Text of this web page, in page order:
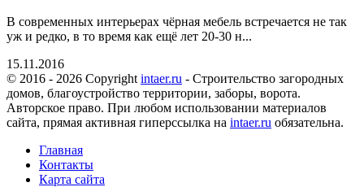
В современных интерьерах чёрная мебель встречается не так
уж и редко, в то время как ещё лет 20-30 н...
15.11.2016
© 2016 - 2026 Copyright intaer.ru - Cтроительство загородных
домов, благоустройство территории, заборы, ворота.
Авторское право. При любом использовании материалов
сайта, прямая активная гиперссылка на intaer.ru обязательна.
Главная
Контакты
Карта сайта